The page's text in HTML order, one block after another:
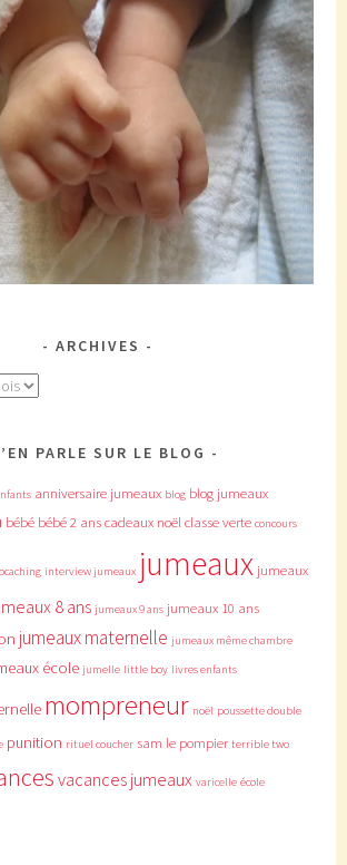
ARCHIVES
PARLE SUR LE BLOG
anniversaire jumeaux blog blog jumeaux
bébé bébé 2 anscadeaux noëlclasse verte concours
interview jumeaux jumeaux jumeaux
8 ans jumeaux 9 ans jumeaux 10 ans
jumeaux maternelle jumeaux même chambre
école jumelle little boy livres enfants
mompreneur noël poussette double
punition rituel coucher sam le pompier terrible two
vacances jumeaux varicelle école